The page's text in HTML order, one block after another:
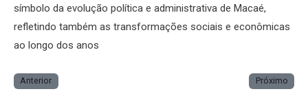
símbolo da evolução política e administrativa de Macaé,
refletindo também as transformações sociais e econômicas
ao longo dos anos
Anterior Próximo